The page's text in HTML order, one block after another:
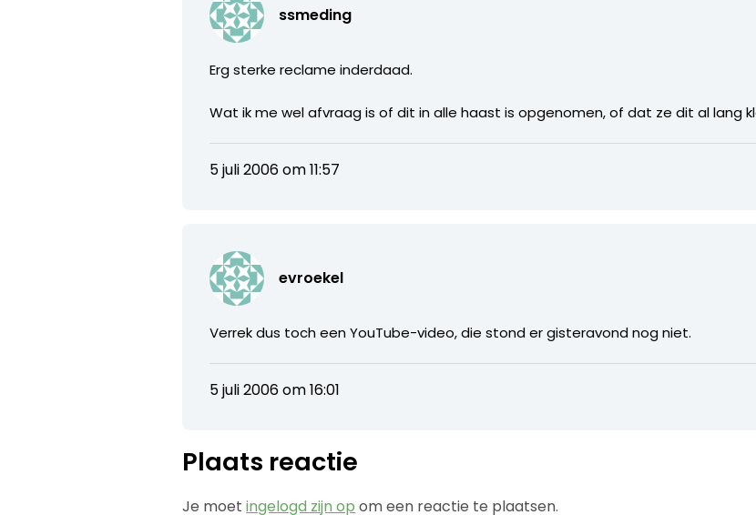
ssmeding
Erg sterke reclame inderdaad.
Wat ik me wel afvraag is of dit in alle haast is opgenomen, of dat ze dit al lang
5 juli 2006 om 11:57
evroekel
Verrek dus toch een YouTube-video, die stond er gisteravond nog niet.
5 juli 2006 om 16:01
Plaats reactie
Je moetingelogd zijn op om een reactie te plaatsen.